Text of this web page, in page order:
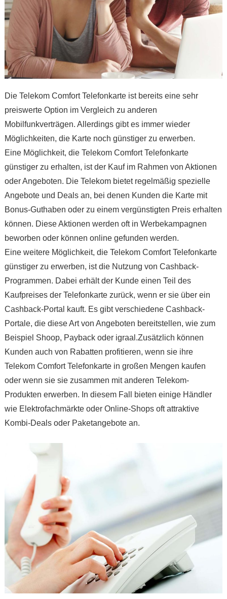
Die Telekom Comfort Telefonkarte ist bereits eine sehr
preiswerte Option im Vergleich zu anderen
Mobilfunkverträgen. Allerdings gibt es immer wieder
Möglichkeiten, die Karte noch günstiger zu erwerben.
Eine Möglichkeit, die Telekom Comfort Telefonkarte
günstiger zu erhalten, ist der Kauf im Rahmen von Aktionen
oder Angeboten. Die Telekom bietet regelmäßig spezielle
Angebote und Deals an, bei denen Kunden die Karte mit
Bonus-Guthaben oder zu einem vergünstigten Preis erhalten
können. Diese Aktionen werden oft in Werbekampagnen
beworben oder können online gefunden werden.
Eine weitere Möglichkeit, die Telekom Comfort Telefonkarte
günstiger zu erwerben, ist die Nutzung von Cashback-
Programmen. Dabei erhält der Kunde einen Teil des
Kaufpreises der Telefonkarte zurück, wenn er sie über ein
Cashback-Portal kauft. Es gibt verschiedene Cashback-
Portale, die diese Art von Angeboten bereitstellen, wie zum
Beispiel Shoop, Payback oder igraal.Zusätzlich können
Kunden auch von Rabatten profitieren, wenn sie ihre
Telekom Comfort Telefonkarte in großen Mengen kaufen
oder wenn sie sie zusammen mit anderen Telekom-
Produkten erwerben. In diesem Fall bieten einige Händler
wie Elektrofachmärkte oder Online-Shops oft attraktive
Kombi-Deals oder Paketangebote an.